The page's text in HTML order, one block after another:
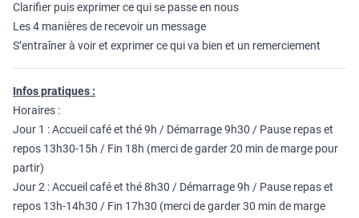
Clarifier puis exprimer ce qui se passe en nous
Les 4 manières de recevoir un message
S’entraîner à voir et exprimer ce qui va bien et un remerciement
Infos pratiques :
Horaires :
Jour 1 : Accueil café et thé 9h / Démarrage 9h30 / Pause repas et
repos 13h30-15h / Fin 18h (merci de garder 20 min de marge pour
partir)
Jour 2 : Accueil café et thé 8h30 / Démarrage 9h / Pause repas et
repos 13h-14h30 / Fin 17h30 (merci de garder 30 min de marge